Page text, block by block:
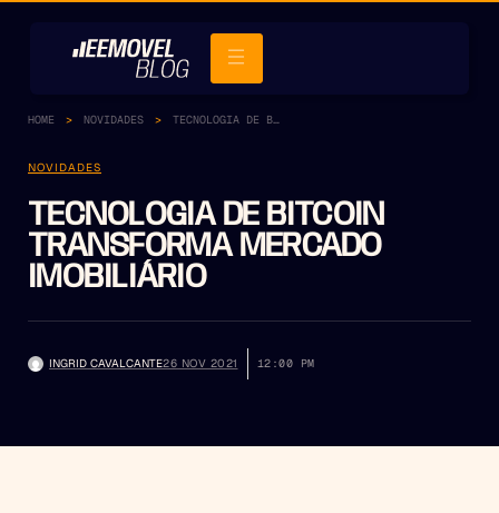
HOME NOVIDADES TECNOLOGIA DE BITCOIN TRANSFORMA MERCADO IMOBILIÁRIO
NOVIDADES
TECNOLOGIA DE BITCOIN
TRANSFORMA MERCADO
IMOBILIÁRIO
INGRID CAVALCANTE26 NOV 2021 12:00 PM